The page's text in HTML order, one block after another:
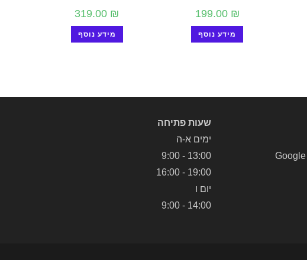
199.00 ₪
מידע נוסף
319.00 ₪
מידע נוסף
שעות פתיחה
ימים א-ה
13:00 - 9:00
19:00 - 16:00
יום ו
14:00 - 9:00